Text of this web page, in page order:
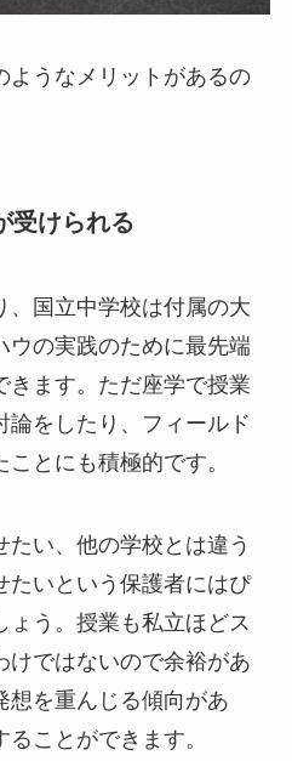
ようなメリットがあるの
受けられる
、国立中学校は付属の大
ウの実践のために最先端
きます。ただ座学で授業
論をしたり、フィールド
とにも積極的です。
い、他の学校とは違う
たいという保護者にはぴ
ょう。授業も私立ほどス
けではないので余裕があ
想を重んじる傾向があ
ことができます。